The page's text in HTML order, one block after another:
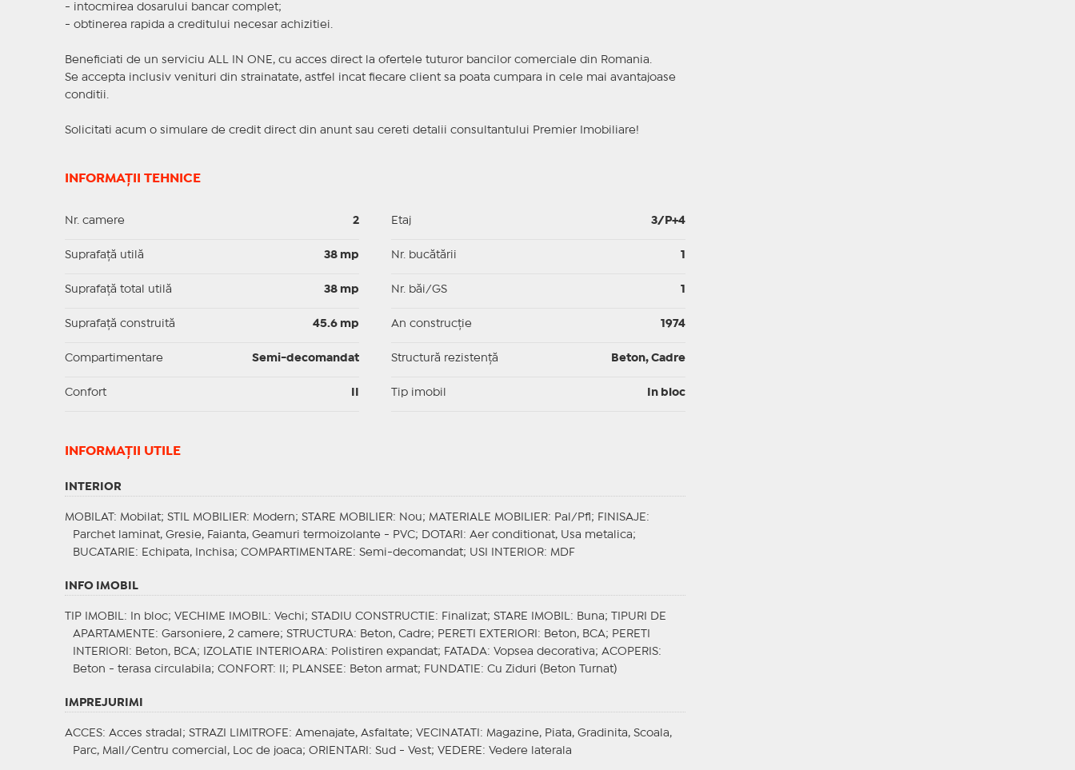
- intocmirea dosarului bancar complet;
- obtinerea rapida a creditului necesar achizitiei.
Beneficiati de un serviciu ALL IN ONE, cu acces direct la ofertele tuturor bancilor comerciale din Romania.
Se accepta inclusiv venituri din strainatate, astfel incat fiecare client sa poata cumpara in cele mai avantajoase
conditii.
Solicitati acum o simulare de credit direct din anunt sau cereti detalii consultantului Premier Imobiliare!
INFORMAȚII TEHNICE
Nr. camere 2
Suprafaţă utilă 38 mp
Suprafaţă total utilă 38 mp
Suprafaţă construită 45.6 mp
Compartimentare Semi-decomandat
Confort
Etaj 3/P+4
Nr. bucătării
Nr. băi/GS
An construcție 1974
Structură rezistență Beton, Cadre
Tip imobil In bloc
INFORMAŢII UTILE
INTERIOR
MOBILAT : Mobilat; STIL MOBILIER: Modern; STARE MOBILIER: Nou; MATERIALE MOBILIER: Pal/Pfl; FINISAJE :
Parchet laminat, Gresie, Faianta, Geamuri termoizolante - PVC;
DOTARI : Aer conditionat, Usa metalica;
BUCATARIE : Echipata, Inchisa; COMPARTIMENTARE : Semi-decomandat; USI INTERIOR: MDF
INFO IMOBIL
TIP IMOBIL : In bloc; VECHIME IMOBIL : Vechi; STADIU CONSTRUCTIE : Finalizat; STARE IMOBIL : Buna;
TIPURI DE
APARTAMENTE : Garsoniere, 2 camere; STRUCTURA: Beton, Cadre; PERETI EXTERIORI : Beton, BCA; PERETI
INTERIORI : Beton, BCA; IZOLATIE INTERIOARA: Polistiren expandat; FATADA: Vopsea decorativa; ACOPERIS:
Beton - terasa circulabila; CONFORT : II; PLANSEE : Beton armat; FUNDATIE : Cu Ziduri (Beton Turnat)
IMPREJURIMI
ACCES: Acces stradal; STRAZI LIMITROFE : Amenajate, Asfaltate; VECINATATI
: Magazine, Piata, Gradinita, Scoala,
Parc, Mall/Centru comercial, Loc de joaca; ORIENTARI : Sud - Vest; VEDERE : Vedere laterala